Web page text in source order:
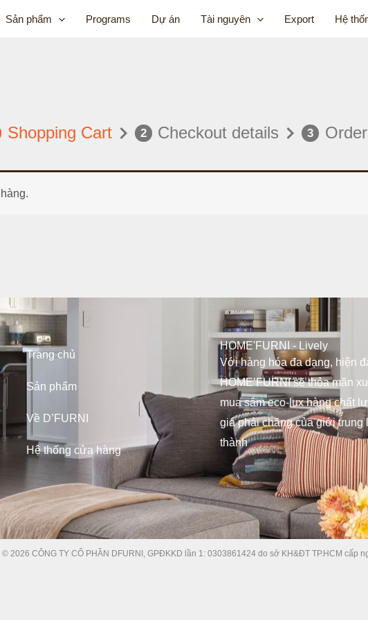
Sản phẩm Programs Dự án Tài nguyên Export Hệ
Shopping Cart 2 Checkout details 3
Trang chủ
Sản phẩm
Về D’FURNI
Hệ thống cửa hàng
HOME'FURNI - Lively
Với hàng hóa đa dạng, hiện
HOME’FURNI sẽ thỏa mãn
mua sắm eco-lux hàng chất
giá phải chăng của giới trung
thành
© 2026 CÔNG TY CỔ PHẦN DFURNI, GPĐKKD lần 1: 0303861424 do sở KH&ĐT TP.HCM cấp